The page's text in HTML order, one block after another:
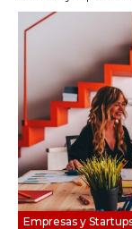
Empresas y